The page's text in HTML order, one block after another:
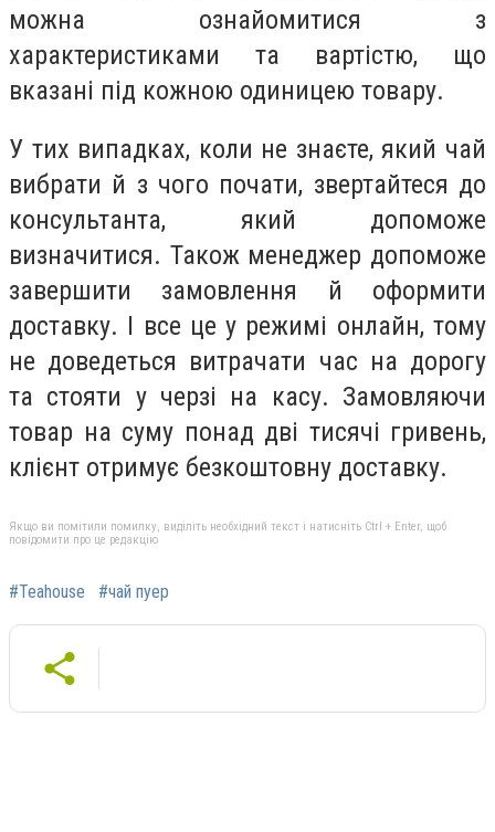
можна ознайомитися з
характеристиками та вартістю, що
вказані під кожною одиницею товару.
У тих випадках, коли не знаєте, який чай
вибрати й з чого почати, звертайтеся до
консультанта, який допоможе
визначитися. Також менеджер допоможе
завершити замовлення й оформити
доставку. І все це у режимі онлайн, тому
не доведеться витрачати час на дорогу
та стояти у черзі на касу. Замовляючи
товар на суму понад дві тисячі гривень,
клієнт отримує безкоштовну доставку.
Якщо ви помітили помилку, виділіть необхідний текст і натисніть Ctrl + Enter, щоб
повідомити про це редакцію
#Teahouse #чай пуер